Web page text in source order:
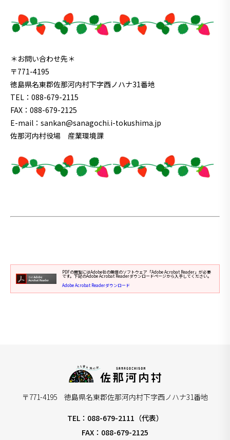
＊お問い合わせ先＊
〒771-4195
徳島県名東郡佐那河内村下字西ノハナ31番地
TEL：088-679-2115
FAX：088-679-2125
E-mail：sankan@sanagochi.i-tokushima.jp
佐那河内村役場 産業環境課
PDFの閲覧にはAdobe社の無償のソフトウェア「Adobe Acrobat Reader」が必要
です。下記のAdobe Acrobat Readerダウンロードページから入手してください。
Adobe Acrobat Readerダウンロード
〒771-4195 徳島県名東郡佐那河内村下字西ノハナ31番地
TEL：088-679-2111（代表）
FAX：088-679-2125